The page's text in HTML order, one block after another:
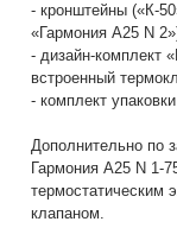
- кронштейны («К-
«Гармония А25 N
- дизайн-комплект
встроенный
- комплект
Дополнительно по
Гармония А25 N 1-
термостатическим
клапаном.